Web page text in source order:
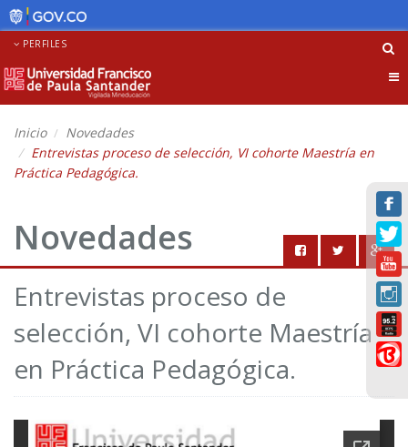
PERFILES
Inicio
Novedades
Entrevistas proceso de selección, VI cohorte Maestría en
Práctica Pedagógica.
Novedades
Entrevistas proceso de
selección, VI cohorte Maestría
en Práctica Pedagógica.